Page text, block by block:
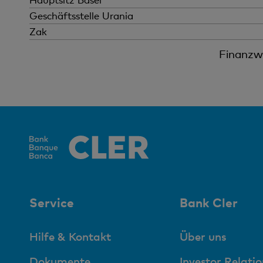
JPG
Download
Geschäftsstelle Urania
Zak
Service
Hilfe & Kontakt
Bank Cler
Über uns